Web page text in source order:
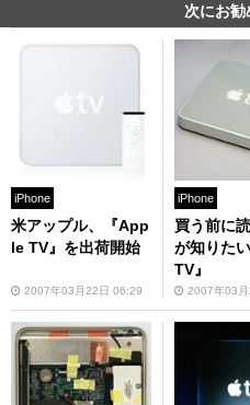
次にお勧
iPhone
米アップル、『App
le TV』を出荷開始
2007年03月22日 06:29
iPhone
買う前に
が知りた
TV』
2007年03